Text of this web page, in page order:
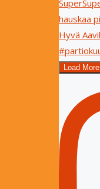
Load More